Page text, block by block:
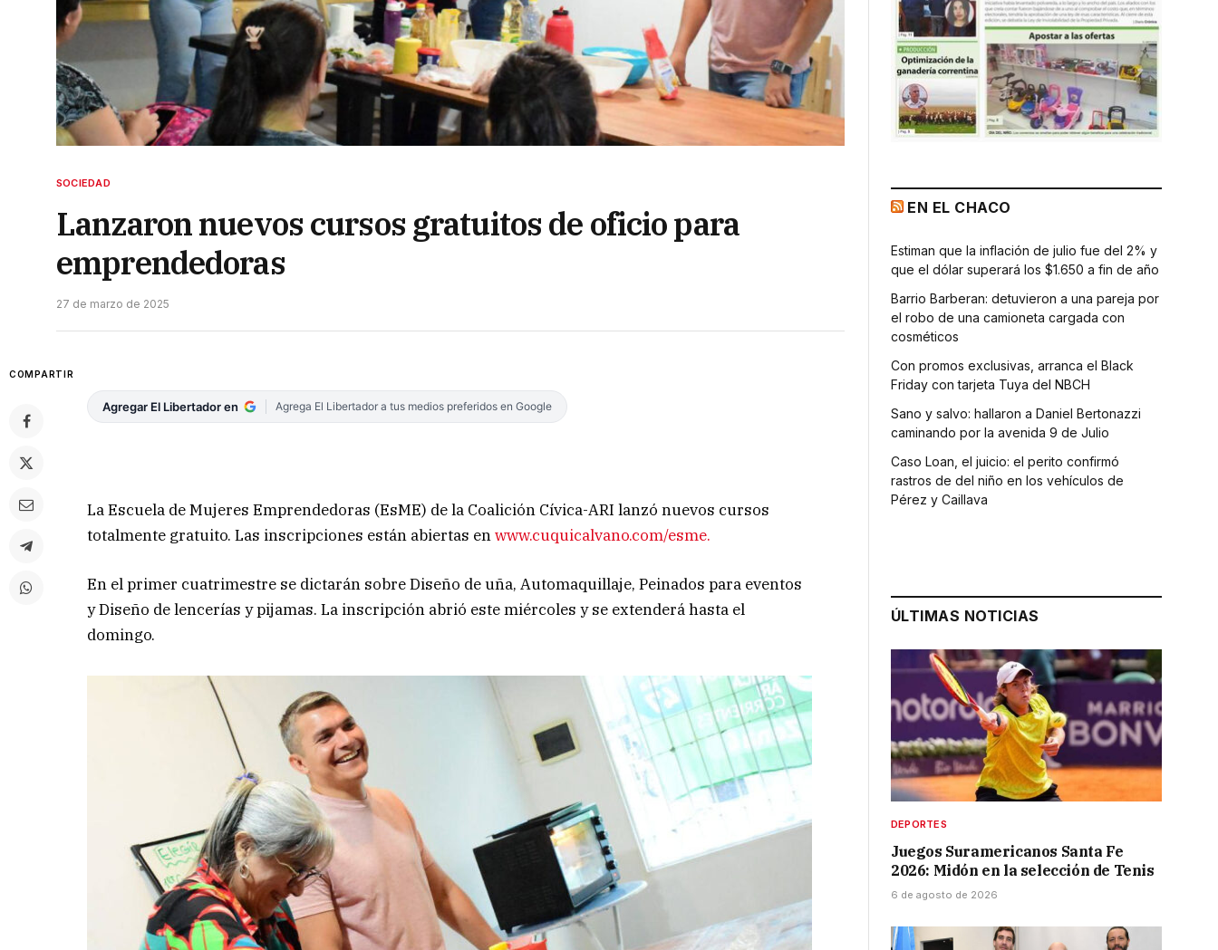
SOCIEDAD
Lanzaron nuevos cursos gratuitos de oficio para
emprendedoras
27 de marzo de 2025
COMPARTIR
Agregar El Libertador en Agrega El Libertador a tus medios preferidos en Google
La Escuela de Mujeres Emprendedoras (EsME) de la Coalición Cívica-ARI lanzó nuevos cursos
totalmente gratuito. Las inscripciones están abiertas enwww.cuquicalvano.com/esme.
En el primer cuatrimestre se dictarán sobre Diseño de uña, Automaquillaje, Peinados para eventos
y Diseño de lencerías y pijamas. La inscripción abrió este miércoles y se extenderá hasta el
domingo.
EN EL CHACO
Estiman que la inflación de julio fue del 2% y
que el dólar superará los $1.650 a fin de año
Barrio Barberan: detuvieron a una pareja por
el robo de una camioneta cargada con
cosméticos
Con promos exclusivas, arranca el Black
Friday con tarjeta Tuya del NBCH
Sano y salvo: hallaron a Daniel Bertonazzi
caminando por la avenida 9 de Julio
Caso Loan, el juicio: el perito confirmó
rastros de del niño en los vehículos de
Pérez y Caillava
ÚLTIMAS NOTICIAS
DEPORTES
Juegos Suramericanos Santa Fe
2026: Midón en la selección de Tenis
6 de agosto de 2026